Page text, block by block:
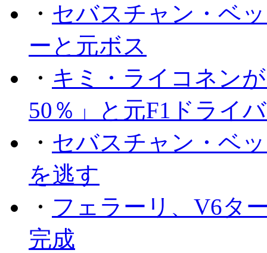
・ セバスチャン・ベ
ーと元ボス
・ キミ・ライコネン
50％」と元F1ドライ
・ セバスチャン・ベ
を逃す
・ フェラーリ、V6タ
完成